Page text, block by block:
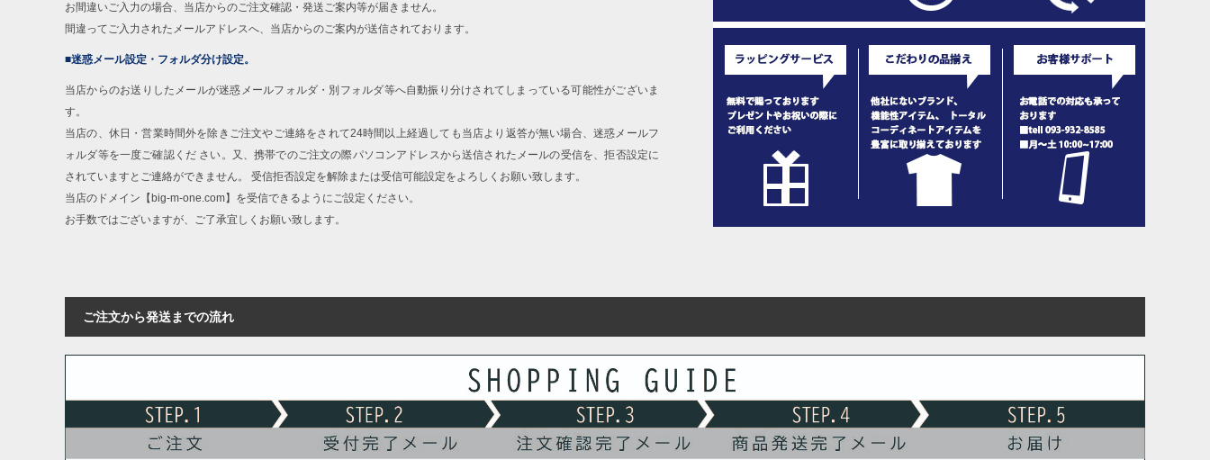
お間違いご入力の場合、当店からのご注文確認・発送ご案内等が届きません。
間違ってご入力されたメールアドレスへ、当店からのご案内が送信されております。
■迷惑メール設定・フォルダ分け設定。
当店からのお送りしたメールが迷惑メールフォルダ・別フォルダ等へ自動振り分けされてしまっている可能性がございま
す。
当店の、休日・営業時間外を除きご注文やご連絡をされて24時間以上経過しても当店より返答が無い場合、迷惑メールフ
ォルダ等を一度ご確認くだ さい。又、携帯でのご注文の際パソコンアドレスから送信されたメールの受信を、拒否設定に
されていますとご連絡ができません。 受信拒否設定を解除または受信可能設定をよろしくお願い致します。
当店のドメイン【big-m-one.com】を受信できるようにご設定ください。
お手数ではございますが、ご了承宜しくお願い致します。
ご注文から発送までの流れ